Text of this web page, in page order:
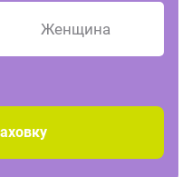
Женщина